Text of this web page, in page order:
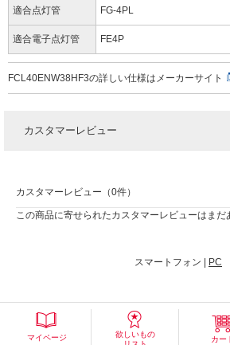
適合点灯管 FG-4PL
適合電子点灯管 FE4P
FCL40ENW38HF3の詳しい仕様は メーカーサイト
カスタマーレビュー
カスタマーレビュー（0件）
この商品に寄せられたカスタマーレビューはまだ
スマートフォン |
PC
マイページ
欲しいもの
カー